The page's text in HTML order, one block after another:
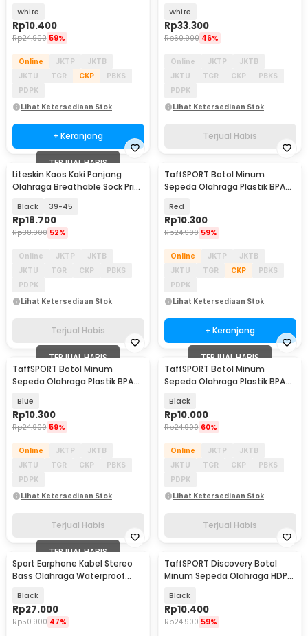
White
Rp10.400
Rp24.900 59%
Online JKTP
JKTB
JKTU
TGR CKP
PBKS
PDPK
Lihat Ketersediaan Stok
+ Keranjang
White
Rp33.300
Rp60.900 46%
Online JKTP
JKTB
JKTU
TGR CKP
PBKS
PDPK
Lihat Ketersediaan Stok
Terjual Habis
TERJUAL HABIS
Liteskin Kaos Kaki Panjang
Olahraga Breathable Sock Pria
Black 39-45
Rp18.700
Rp38.900 52%
Online JKTP
JKTB
JKTU
TGR CKP
PBKS
PDPK
Lihat Ketersediaan Stok
Terjual Habis
TaffSPORT Botol Minum
Sepeda Olahraga Plastik BPA
Red
Rp10.300
Rp24.900 59%
Online JKTP
JKTB
JKTU
TGR CKP
PBKS
PDPK
Lihat Ketersediaan Stok
+ Keranjang
TERJUAL HABIS
TaffSPORT Botol Minum
Sepeda Olahraga Plastik BPA
Blue
Rp10.300
Rp24.900 59%
Online JKTP
JKTB
JKTU
TGR CKP
PBKS
PDPK
Lihat Ketersediaan Stok
Terjual Habis
TERJUAL HABIS
TaffSPORT Botol Minum
Sepeda Olahraga Plastik BPA
Black
Rp10.000
Rp24.900 60%
Online JKTP
JKTB
JKTU
TGR CKP
PBKS
PDPK
Lihat Ketersediaan Stok
Terjual Habis
TERJUAL HABIS
Sport Earphone Kabel Stereo
Bass Olahraga Waterproof
Black
Rp27.000
Rp50.900 47%
TaffSPORT Discovery Botol
Minum Sepeda Olahraga HDPE
Black
Rp10.400
Rp24.900 59%